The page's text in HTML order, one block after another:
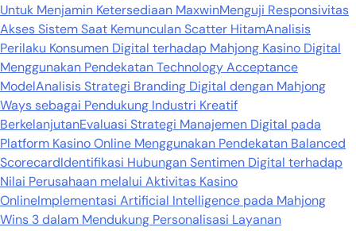
Untuk Menjamin Ketersediaan MaxwinMenguji Responsivitas
Akses Sistem Saat Kemunculan Scatter HitamAnalisis
Perilaku Konsumen Digital terhadap Mahjong Kasino Digital
Menggunakan Pendekatan Technology Acceptance
ModelAnalisis Strategi Branding Digital dengan Mahjong
Ways sebagai Pendukung Industri Kreatif
BerkelanjutanEvaluasi Strategi Manajemen Digital pada
Platform Kasino Online Menggunakan Pendekatan Balanced
ScorecardIdentifikasi Hubungan Sentimen Digital terhadap
Nilai Perusahaan melalui Aktivitas Kasino
OnlineImplementasi Artificial Intelligence pada Mahjong
Wins 3 dalam Mendukung Personalisasi Layanan